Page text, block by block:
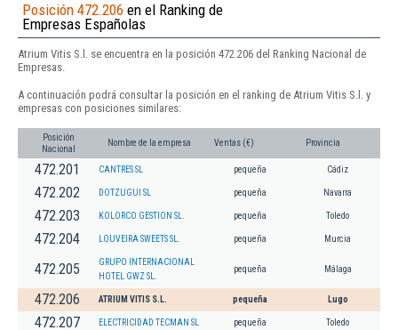
Posición 472.206 en el Ranking de
Empresas Españolas
Atrium Vitis S.l. se encuentra en la posición 472.206 del Ranking Nacional de
Empresas.
A continuación podrá consultar la posición en el ranking de Atrium Vitis S.l. y
empresas con posiciones similares:
Posición
Nacional
Nombre de la empresa Ventas (€) Provincia
472.201 CANTRES SL pequeña Cádiz
472.202 DOTZUGUI SL pequeña Navarra
472.203 KOLORCO GESTION SL. pequeña Toledo
472.204 LOUVEIRA SWEETS SL. pequeña Murcia
472.205
GRUPO INTERNACIONAL
HOTEL GWZ SL.
pequeña Málaga
472.206 ATRIUM VITIS S.L. pequeña Lugo
472.207 ELECTRICIDAD TECMAN SL pequeña Toledo